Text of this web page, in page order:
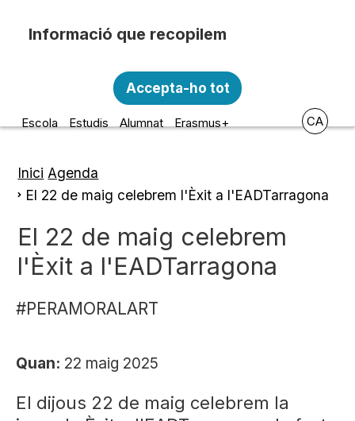
Escola d'Art i Disseny de la
Diputació a Tarragona
Escola Estudis Alumnat Erasmus+ CA
Fil
Inici Agenda
El 22 de maig celebrem l'Èxit a l'EADTarragona
El 22 de maig celebrem
l'Èxit a l'EADTarragona
#PERAMORALART
Quan: 22 maig 2025
El dijous 22 de maig celebrem la
personal amb les següents finalitats:
Funcionalitat, Analítica.
Accepta-ho tot